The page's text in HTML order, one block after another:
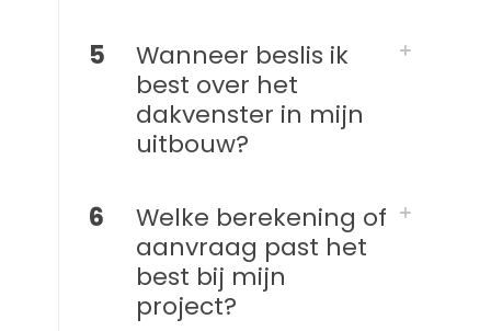
5
Wanneer beslis ik
best over het
dakvenster in mijn
uitbouw?
6
Welke berekening of
aanvraag past het
best bij mijn
project?